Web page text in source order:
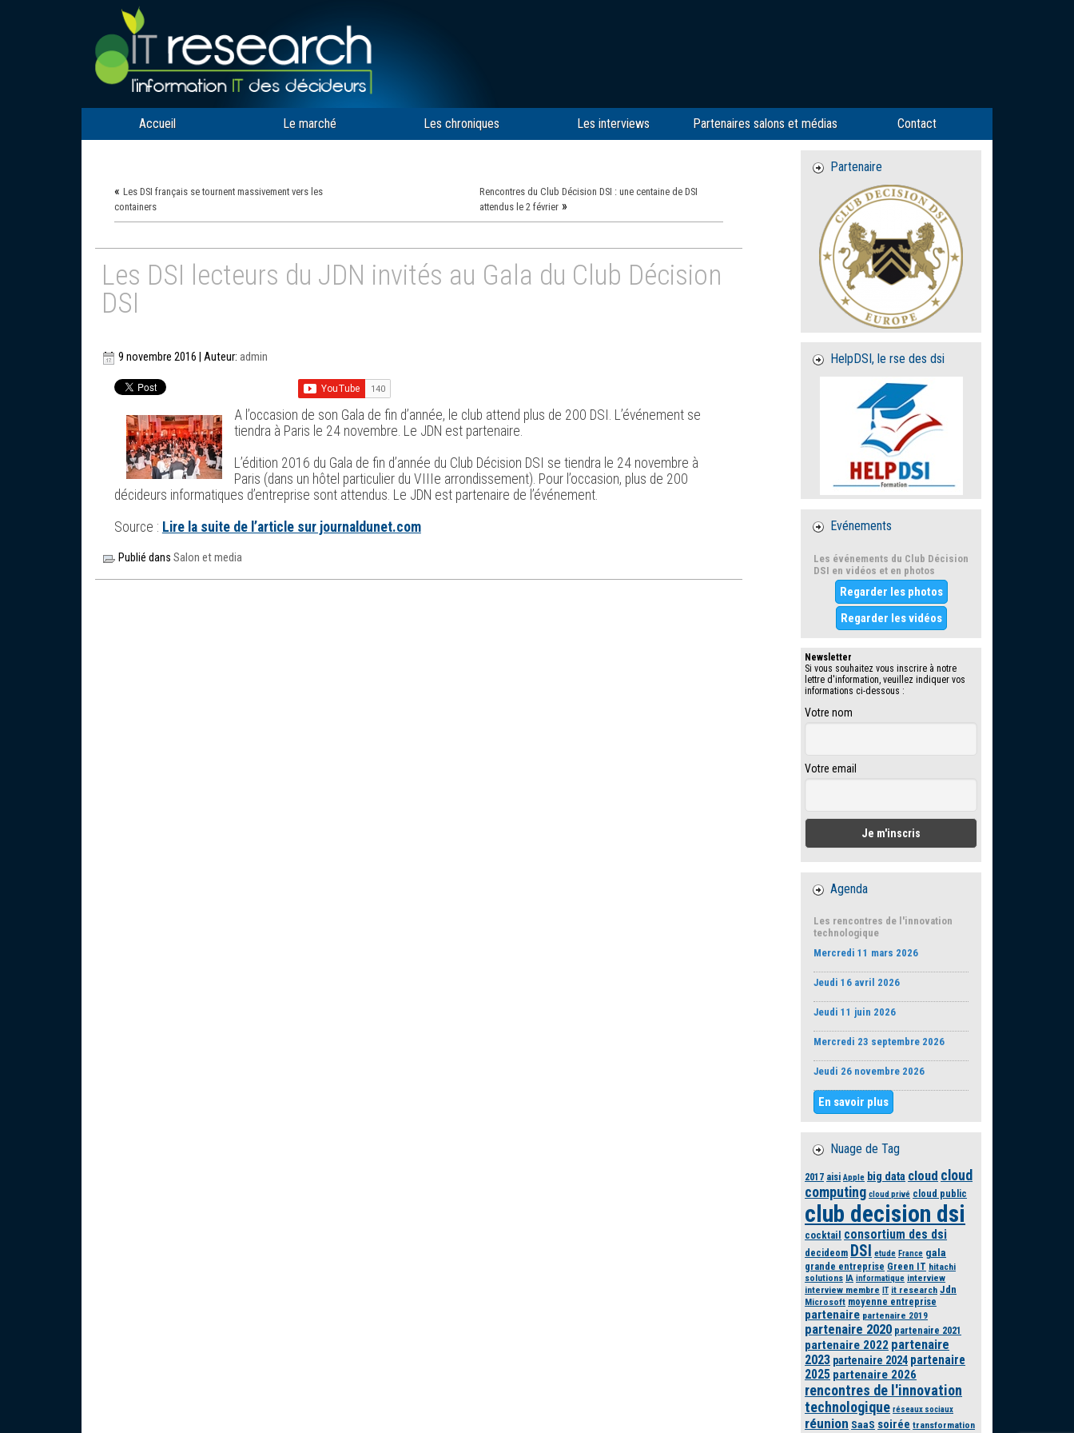
Accueil Le marché Les chroniques Les interviews Partenaires salons et médias Contact
« Les DSI français se tournent massivement vers les
containers
Rencontres du Club Décision DSI : une centaine de DSI
attendus le 2 février »
Les DSI lecteurs du JDN invités au Gala du Club Décision
DSI
9 novembre 2016 | Auteur: admin
A l’occasion de son Gala de fin d’année, le club attend plus de 200 DSI. L’événement se
tiendra à Paris le 24 novembre. Le JDN est partenaire.
L’édition 2016 du Gala de fin d’année du Club Décision DSI se tiendra le 24 novembre à
Paris (dans un hôtel particulier du VIIIe arrondissement). Pour l’occasion, plus de 200
décideurs informatiques d’entreprise sont attendus. Le JDN est partenaire de l’événement.
Source : Lire la suite de l’article sur journaldunet.com
Publié dans Salon et media
Partenaire
HelpDSI, le rse des dsi
Evénements
Les événements du Club Décision
DSI en vidéos et en photos
Regarder les photos
Regarder les vidéos
Newsletter
Si vous souhaitez vous inscrire à notre
lettre d'information, veuillez indiquer vos
informations ci-dessous :
Votre nom
Votre email
Agenda
Les rencontres de l'innovation
technologique
Mercredi 11 mars 2026
Jeudi 16 avril 2026
Jeudi 11 juin 2026
Mercredi 23 septembre 2026
Jeudi 26 novembre 2026
En savoir plus
Nuage de Tag
2017 aisi Apple big data cloud cloud
computing cloud privé cloud public
club decision dsi
cocktail consortium des dsi
decideom DSI etude France gala
grande entreprise Green IT hitachi
solutions IA informatique interview
interview membre IT it research Jdn
Microsoft moyenne entreprise
partenaire partenaire 2019
partenaire 2020 partenaire 2021
partenaire 2022 partenaire
2023 partenaire 2024 partenaire
2025 partenaire 2026
rencontres de l'innovation
technologique réseaux sociaux
réunion SaaS soirée transformation